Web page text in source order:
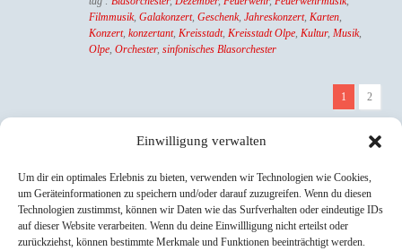
Einwilligung verwalten
Um dir ein optimales Erlebnis zu bieten, verwenden wir Technologien wie Cookies,
um Geräteinformationen zu speichern und/oder darauf zuzugreifen. Wenn du diesen
Technologien zustimmst, können wir Daten wie das Surfverhalten oder eindeutige IDs
auf dieser Website verarbeiten. Wenn du deine Einwillligung nicht erteilst oder
zurückziehst, können bestimmte Merkmale und Funktionen beeinträchtigt werden.
Filmmusik, Galakonzert, Geschenk, Jahreskonzert, Karten,
Konzert, konzertant, Kreisstadt, Kreisstadt Olpe, Kultur, Musik,
Olpe, Orchester, sinfonisches Blasorchester
1 2
YouTube
Instagram
Facebook